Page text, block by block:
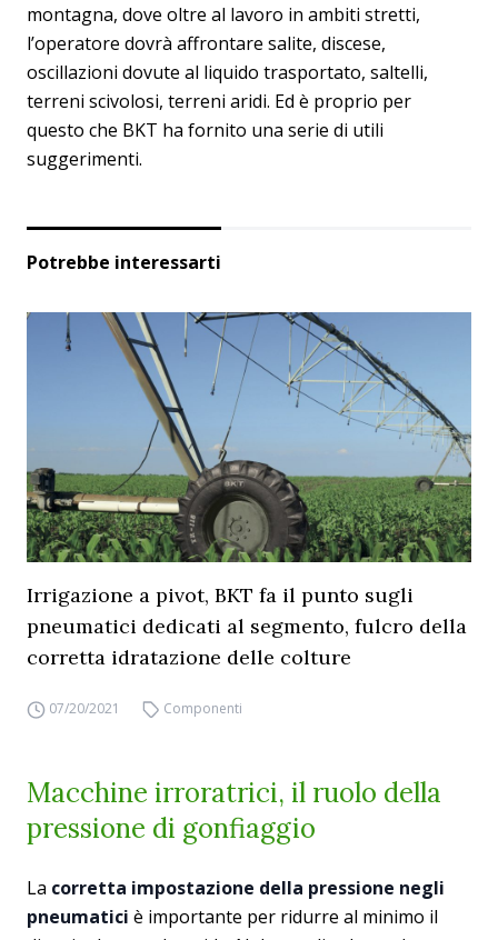
montagna, dove oltre al lavoro in ambiti stretti,
l’operatore dovrà affrontare salite, discese,
oscillazioni dovute al liquido trasportato, saltelli,
terreni scivolosi, terreni aridi. Ed è proprio per
questo che BKT ha fornito una serie di utili
suggerimenti.
Potrebbe interessarti
Irrigazione a pivot, BKT fa il punto sugli
pneumatici dedicati al segmento, fulcro della
corretta idratazione delle colture
07/20/2021 Componenti
Macchine irroratrici, il ruolo della
pressione di gonfiaggio
La corretta impostazione della pressione negli
pneumatici è importante per ridurre al minimo il